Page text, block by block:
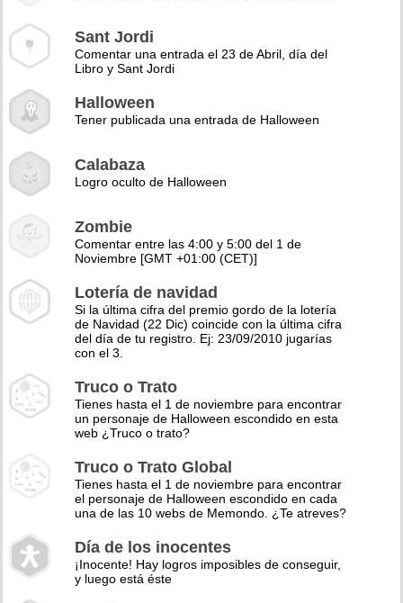
Sant Jordi
Comentar una entrada el 23 de Abril, día del
Libro y Sant Jordi
Halloween
Tener publicada una entrada de Halloween
Calabaza
Logro oculto de Halloween
Zombie
Comentar entre las 4:00 y 5:00 del 1 de
Noviembre [GMT +01:00 (CET)]
Lotería de navidad
Si la última cifra del premio gordo de la lotería
de Navidad (22 Dic) coincide con la última cifra
del día de tu registro. Ej: 23/09/2010 jugarías
con el 3.
Truco o Trato
Tienes hasta el 1 de noviembre para encontrar
un personaje de Halloween escondido en esta
web ¿Truco o trato?
Truco o Trato Global
Tienes hasta el 1 de noviembre para encontrar
el personaje de Halloween escondido en cada
una de las 10 webs de Memondo. ¿Te atreves?
Día de los inocentes
¡Inocente! Hay logros imposibles de conseguir,
y luego está éste